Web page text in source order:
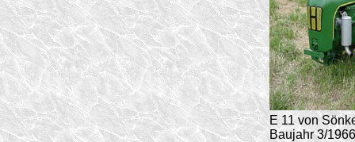
E 11 von
Baujahr 3/1966